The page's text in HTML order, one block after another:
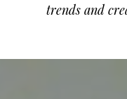
trends and